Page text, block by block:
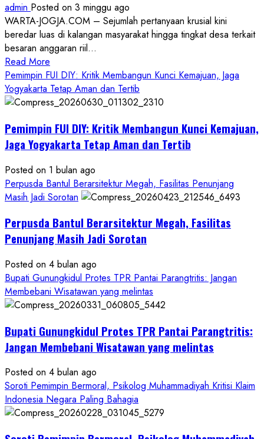
admin Posted on 3 minggu ago
WARTA-JOGJA.COM – Sejumlah pertanyaan krusial kini
beredar luas di kalangan masyarakat hingga tingkat desa terkait
besaran anggaran riil...
Read More
more
about
Anggaran
KDMP
Rp1,6
Diduga
Hanya
Separuhnya
Cair
ke
Ketum
PWRI
RI
Minta
Resmi
Pemimpin FUI DIY: Kritik Membangun Kunci Kemajuan, Jaga
Yogyakarta Tetap Aman dan Tertib
Pemimpin FUI DIY: Kritik Membangun Kunci Kemajuan,
Jaga Yogyakarta Tetap Aman dan Tertib
Posted on 1 bulan ago
Perpusda Bantul Berarsitektur Megah, Fasilitas Penunjang
Masih Jadi Sorotan
Perpusda Bantul Berarsitektur Megah, Fasilitas
Penunjang Masih Jadi Sorotan
Posted on 4 bulan ago
Bupati Gunungkidul Protes TPR Pantai Parangtritis: Jangan
Membebani Wisatawan yang melintas
Bupati Gunungkidul Protes TPR Pantai Parangtritis:
Jangan Membebani Wisatawan yang melintas
Posted on 4 bulan ago
Soroti Pemimpin Bermoral, Psikolog Muhammadiyah Kritisi Klaim
Indonesia Negara Paling Bahagia